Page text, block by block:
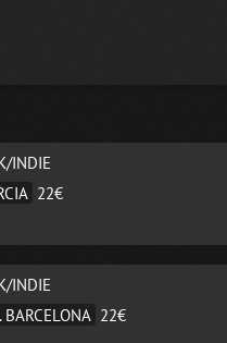
INDIE
22€
INDIE
BARCELONA 22€